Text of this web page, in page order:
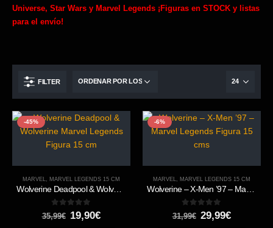
Universe, Star Wars y Marvel Legends ¡Figuras en STOCK y listas
para el envío!
FILTER
-45%
MARVEL MARVEL LEGENDS 15 CM
Wolverine Deadpool & Wolverine Marvel Legends Figura 15 cm
0out of 5
35,99€ El
19,90€El
-6%
MARVEL MARVEL LEGENDS 15 CM
0out of 5
31,99€ El
29,99€El